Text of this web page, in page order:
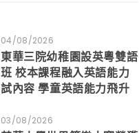
04/08/2026
東華三院幼稚園設英粵雙語
班 校本課程融入英語能力
試內容 學童英語能力飛升
03/08/2026